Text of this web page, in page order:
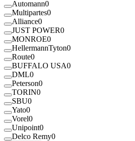
Automann0
Multipartes0
Alliance0
JUST POWER0
MONROE0
HellermannTyton0
Route0
BUFFALO USA0
DML0
Peterson0
TORIN0
SBU0
Yato0
Vorel0
Unipoint0
Delco Remy0